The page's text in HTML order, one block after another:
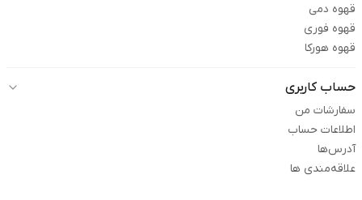
قهوه دمی
قهوه فوری
قهوه هورکا
حساب کاربری
سفارشات من
اطلاعات حساب
آدرس‌ها
علاقه‌مندی ها